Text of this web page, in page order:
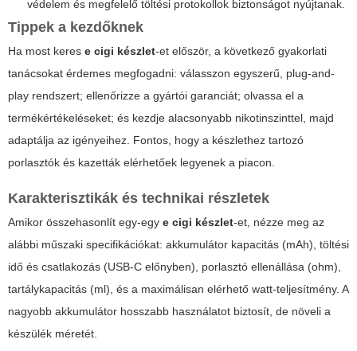
védelem és megfelelő töltési protokollok biztonságot nyújtanak.
Tippek a kezdőknek
Ha most keres e cigi készlet-et először, a következő gyakorlati
tanácsokat érdemes megfogadni: válasszon egyszerű, plug-and-
play rendszert; ellenőrizze a gyártói garanciát; olvassa el a
termékértékeléseket; és kezdje alacsonyabb nikotinszinttel, majd
adaptálja az igényeihez. Fontos, hogy a készlethez tartozó
porlasztók és kazetták elérhetőek legyenek a piacon.
Karakterisztikák és technikai részletek
Amikor összehasonlít egy-egy e cigi készlet-et, nézze meg az
alábbi műszaki specifikációkat: akkumulátor kapacitás (mAh), töltési
idő és csatlakozás (USB-C előnyben), porlasztó ellenállása (ohm),
tartálykapacitás (ml), és a maximálisan elérhető watt-teljesítmény. A
nagyobb akkumulátor hosszabb használatot biztosít, de növeli a
készülék méretét.